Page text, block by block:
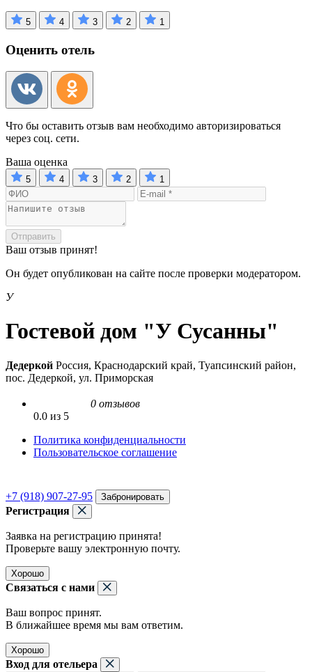
5 4 3 2 1
Оценить отель
Что бы оставить отзыв вам необходимо авторизироваться
через соц. сети.
Ваша оценка
5 4 3 2 1
Отправить
Ваш отзыв принят!
Он будет опубликован на сайте после проверки модератором.
У
Гостевой дом "У Сусанны"
Дедеркой Россия, Краснодарский край, Туапсинский район,
пос. Дедеркой, ул. Приморская
0 отзывов
0.0 из 5
Политика конфиденциальности
Пользовательское соглашение
+7 (918) 907-27-95 Забронировать
Регистрация
Заявка на регистрацию принята!
Проверьте вашу электронную почту.
Хорошо
Связаться с нами
Ваш вопрос принят.
В ближайшее время мы вам ответим.
Хорошо
Вход для отельера